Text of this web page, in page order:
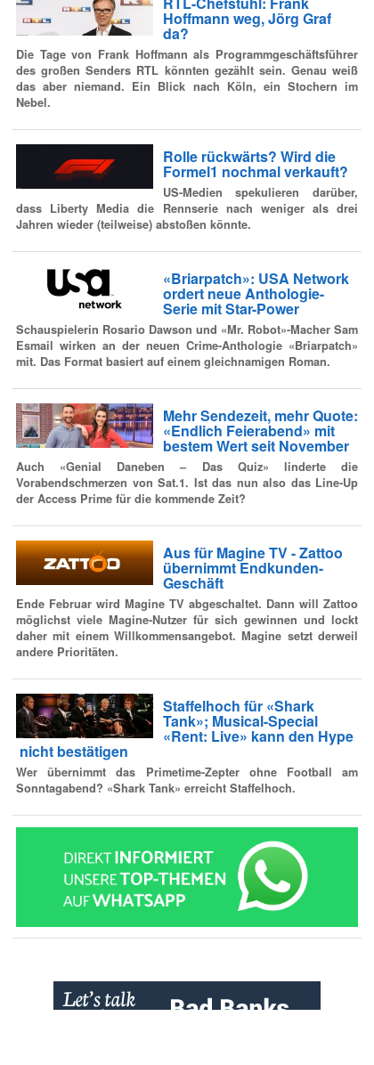
Hoffmann weg, Jörg Graf
da?
Die Tage von Frank Hoffmann als Programmgeschäftsführer
des großen Senders RTL könnten gezählt sein. Genau weiß
das aber niemand. Ein Blick nach Köln, ein Stochern im
Nebel.
Rolle rückwärts? Wird die
Formel1 nochmal verkauft?
US-Medien spekulieren darüber,
dass Liberty Media die Rennserie nach weniger als drei
Jahren wieder (teilweise) abstoßen könnte.
«Briarpatch»: USA Network
ordert neue Anthologie-
Serie mit Star-Power
Schauspielerin Rosario Dawson und «Mr. Robot»-Macher Sam
Esmail wirken an der neuen Crime-Anthologie «Briarpatch»
mit. Das Format basiert auf einem gleichnamigen Roman.
Mehr Sendezeit, mehr Quote:
«Endlich Feierabend» mit
bestem Wert seit November
Auch «Genial Daneben – Das Quiz» linderte die
Vorabendschmerzen von Sat.1. Ist das nun also das Line-Up
der Access Prime für die kommende Zeit?
Aus für Magine TV - Zattoo
übernimmt Endkunden-
Geschäft
Ende Februar wird Magine TV abgeschaltet. Dann will Zattoo
möglichst viele Magine-Nutzer für sich gewinnen und lockt
daher mit einem Willkommensangebot. Magine setzt derweil
andere Prioritäten.
Staffelhoch für «Shark
Tank»; Musical-Special
«Rent: Live» kann den Hype
nicht bestätigen
Wer übernimmt das Primetime-Zepter ohne Football am
Sonntagabend? «Shark Tank» erreicht Staffelhoch.